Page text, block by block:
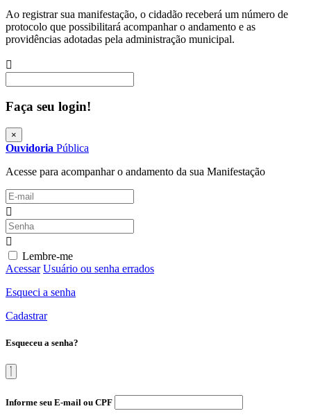
Ao registrar sua manifestação, o cidadão receberá um número de
protocolo que possibilitará acompanhar o andamento e as
providências adotadas pela administração municipal.
Faça seu login!
×
Ouvidoria Pública
Acesse para acompanhar o andamento da sua Manifestação
Lembre-me
Acessar Usuário ou senha errados
Esqueci a senha
Cadastrar
Esqueceu a senha?
Informe seu E-mail ou CPF